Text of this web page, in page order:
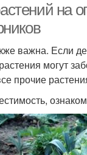
на
важна. Если
могут
прочие